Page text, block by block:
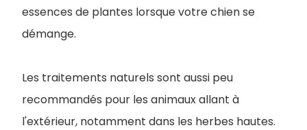
essences de plantes lorsque votre chien se
démange.
Les traitements naturels sont aussi peu
recommandés pour les animaux allant à
l'extérieur, notamment dans les herbes hautes.